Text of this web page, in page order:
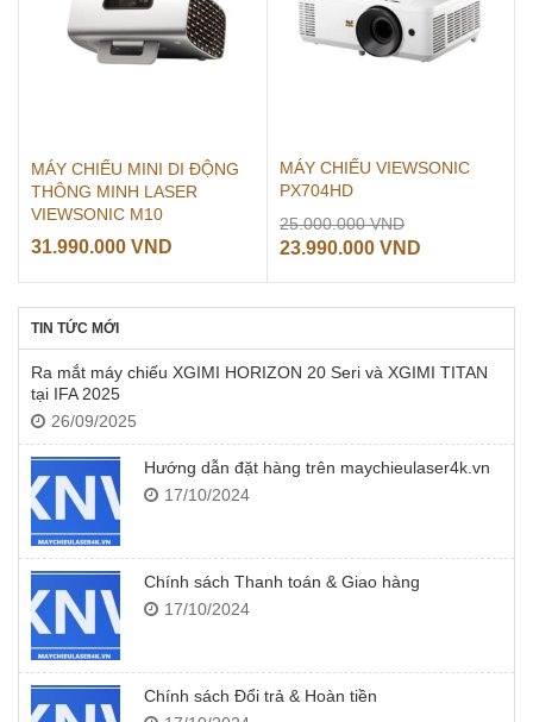
MÁY CHIẾU MINI DI ĐỘNG
THÔNG MINH LASER
VIEWSONIC M10
31.990.000 VND
MÁY CHIẾU VIEWSONIC
PX704HD
25.000.000VNDGiá
gốc
23.990.000 VND
23.990.000
TIN TỨC MỚI
Ra mắt máy chiếu XGIMI HORIZON 20 Seri và XGIMI TITAN
tại IFA 2025
26/09/2025
Hướng dẫn đặt hàng trên maychieulaser4k.vn
17/10/2024
Chính sách Thanh toán & Giao hàng
17/10/2024
Chính sách Đổi trả & Hoàn tiền